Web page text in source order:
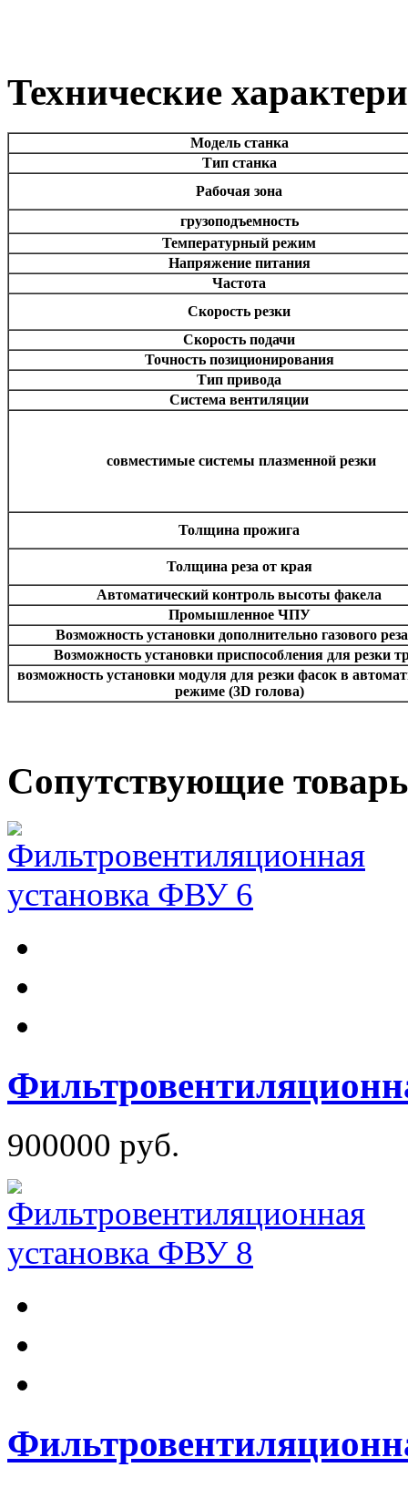
Технические
Модель станка
Тип станка
Рабочая зона
грузоподъемность
Температурный режим
Напряжение питания
Частота
Скорость резки
Скорость подачи
Точность позиционирования
Тип привода
Система вентиляции
совместимые системы плазменной резки
Толщина прожига
Толщина реза от края
Автоматический контроль высоты факела
Промышленное ЧПУ
Возможность установки дополнительно газового
Возможность установки приспособления для резки
возможность установки модуля для резки фасок в
режиме (3D голова)
Сопутствующие
900000 руб.